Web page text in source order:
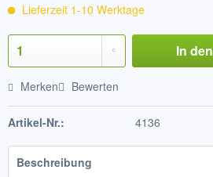
Lieferzeit 1-10 Werktage
In den
Merken Bewerten
Artikel-Nr.: 4136
Beschreibung